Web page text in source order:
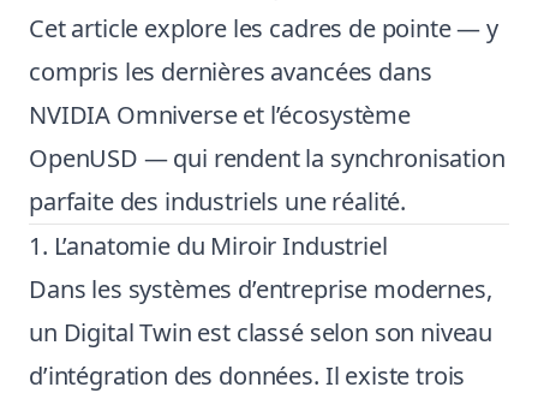
Cet article explore les cadres de pointe — y
compris les dernières avancées dans
NVIDIA Omniverse et l’écosystème
OpenUSD — qui rendent la synchronisation
parfaite des industriels une réalité.
1. L’anatomie du Miroir Industriel
Dans les systèmes d’entreprise modernes,
un Digital Twin est classé selon son niveau
d’intégration des données. Il existe trois